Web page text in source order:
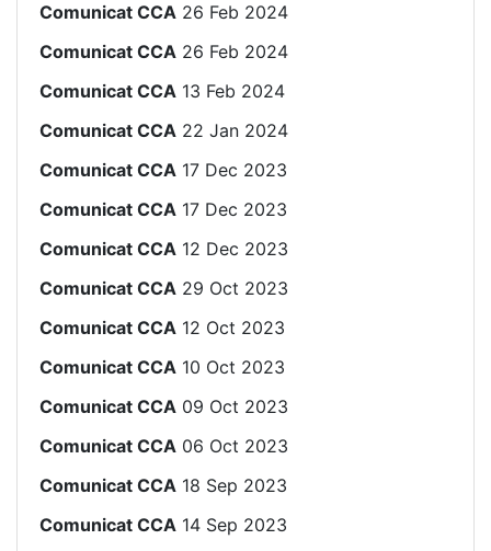
Comunicat CCA 26 Feb 2024
Comunicat CCA 26 Feb 2024
Comunicat CCA 13 Feb 2024
Comunicat CCA 22 Jan 2024
Comunicat CCA 17 Dec 2023
Comunicat CCA 17 Dec 2023
Comunicat CCA 12 Dec 2023
Comunicat CCA 29 Oct 2023
Comunicat CCA 12 Oct 2023
Comunicat CCA 10 Oct 2023
Comunicat CCA 09 Oct 2023
Comunicat CCA 06 Oct 2023
Comunicat CCA 18 Sep 2023
Comunicat CCA 14 Sep 2023